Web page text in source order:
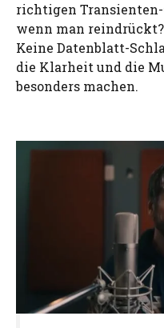
richtigen
wenn man
Keine Datenblatt-
die Klarheit und die
besonders machen.